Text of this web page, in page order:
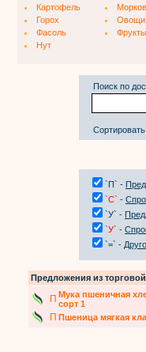
Картофель
Горох
Овощи
Фасоль
Фрукты
Нут
Поиск по
Сортировать:
`П` -
`С` -
`У` -
`У` -
`=` -
Предложения из
П Мука пшеничная
сорт 1
П Пшеница мягкая